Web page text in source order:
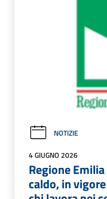
NOTIZIE
4 GIUGNO 2026
Regione
caldo, in